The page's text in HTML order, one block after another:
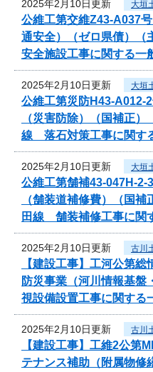
2025年2月10日更新 大垣
公維工第交維Z43-A037
通安全）（ゼロ県債）
安全施設工事に関する一
2025年2月10日更新 大垣
公維工第災防H43-A012-
（災害防除）（国補正
線 落石対策工事に関す
2025年2月10日更新 大垣
公維工第舗補43-047H-
（舗装道補修費）（国
田線 舗装補修工事に関
2025年2月10日更新 古川
【建設工事】工河公第
防災事業（河川情報基
視設備設置工事に関する
2025年2月10日更新 古川
【建設工事】工維2公
テナンス補助（附属物修